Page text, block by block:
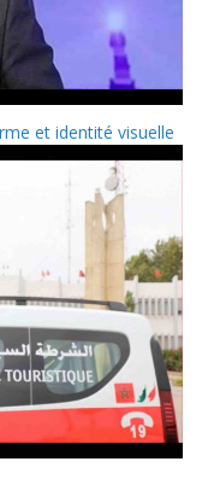
et identité visuelle